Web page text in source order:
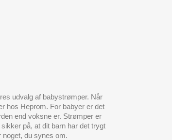
udvalg af babystrømper. Når
hos Heprom. For babyer er det
end voksne er. Strømper er
på, at dit barn har det trygt
du synes om.